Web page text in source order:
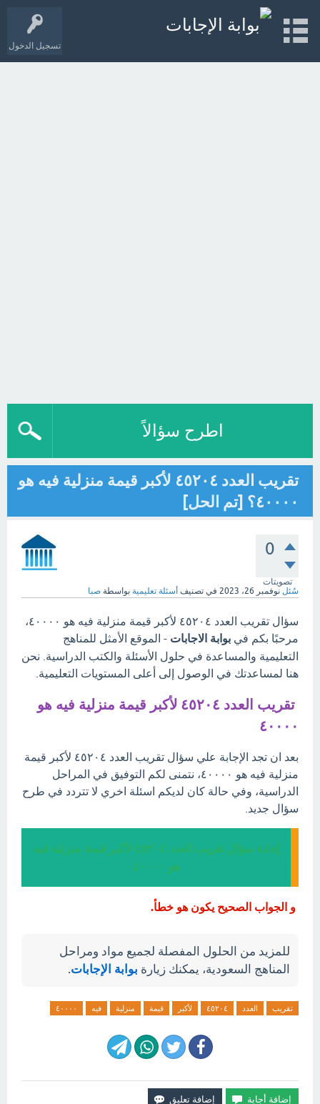
تسجيل الدخول
اطرح سؤالاً
تقريب العدد ٤٥٢٠٤ لأكبر قيمة منزلية فيه هو
٤٠٠٠٠؟ [تم الحل]
0
تصويتات
سُئل نوفمبر 26، 2023 في تصنيف أسئلة تعليمية بواسطة صبا
سؤال تقريب العدد ٤٥٢٠٤ لأكبر قيمة منزلية فيه هو ٤٠٠٠٠،
مرحبًا بكم في بوابة الاجابات - الموقع الأمثل للمناهج
التعليمية والمساعدة في حلول الأسئلة والكتب الدراسية. نحن
هنا لمساعدتك في الوصول إلى أعلى المستويات التعليمية.
تقريب العدد ٤٥٢٠٤ لأكبر قيمة منزلية فيه هو
٤٠٠٠٠
بعد ان تجد الإجابة علي سؤال تقريب العدد ٤٥٢٠٤ لأكبر قيمة
منزلية فيه هو ٤٠٠٠٠، نتمنى لكم التوفيق في المراحل
الدراسية، وفي حالة كان لديكم اسئلة اخري لا تتردد في طرح
سؤال جديد.
إجابة سؤال تقريب العدد ٤٥٢٠٤ لأكبر قيمة منزلية فيه
هو ٤٠٠٠٠
و الجواب الصحيح يكون هو خطأ.
للمزيد من الحلول المفصلة لجميع مواد ومراحل
المناهج السعودية، يمكنك زيارة بوابة الإجابات.
تقريب العدد ٤٥٢٠٤ لأكبر قيمة منزلية فيه ٤٠٠٠٠